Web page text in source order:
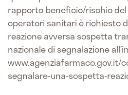
rapporto beneficio/rischio del
operatori sanitari è richiesto
reazione avversa sospetta
nazionale di segnalazione
www.agenziafarmaco.gov.it/
segnalare-una-sospetta-